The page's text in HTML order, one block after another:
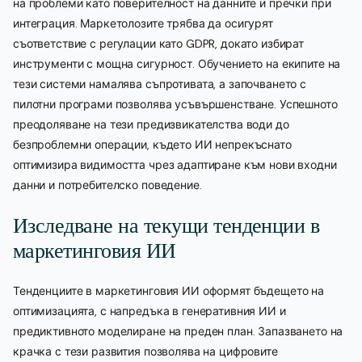
на проблеми като поверителност на данните и пречки при
интеграция. Маркетолозите трябва да осигурят
съответствие с регулации като GDPR, докато избират
инструменти с мощна сигурност. Обучението на екипите на
тези системи намалява съпротивата, а започването с
пилотни програми позволява усъвършенстване. Успешното
преодоляване на тези предизвикателства води до
безпроблемни операции, където ИИ непрекъснато
оптимизира видимостта чрез адаптиране към нови входни
данни и потребителско поведение.
Изследване на текущи тенденции в
маркетинговия ИИ
Тенденциите в маркетинговия ИИ оформят бъдещето на
оптимизацията, с напредъка в генеративния ИИ и
предиктивното моделиране на преден план. Запазването на
крачка с тези развития позволява на цифровите